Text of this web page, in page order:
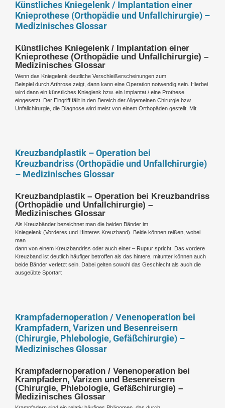
Künstliches Kniegelenk / Implantation einer
Knieprothese (Orthopädie und Unfallchirurgie) –
Medizinisches Glossar
Künstliches Kniegelenk / Implantation einer
Knieprothese (Orthopädie und Unfallchirurgie) –
Medizinisches Glossar
Wenn das Kniegelenk deutliche Verschleißerscheinungen zum
Beispiel durch Arthrose zeigt, dann kann eine Operation notwendig sein. Hierbei
wird dann ein künstliches Knieglenk bzw. ein Implantat / eine Prothese
eingesetzt. Der Eingriff fällt in den Bereich der Allgemeinen Chirurgie bzw.
Unfallchirurgie, die Diagnose wird meist von einem Orthopäden gestellt. Mit
Kreuzbandplastik – Operation bei
Kreuzbandriss (Orthopädie und Unfallchirurgie)
– Medizinisches Glossar
Kreuzbandplastik – Operation bei Kreuzbandriss
(Orthopädie und Unfallchirurgie) –
Medizinisches Glossar
Als Kreuzbänder bezeichnet man die beiden Bänder im
Kniegelenk (Vorderes und Hinteres Kreuzband). Beide können reißen, wobei
man
dann von einem Kreuzbandriss oder auch einer – Ruptur spricht. Das vordere
Kreuzband ist deutlich häufiger betroffen als das hintere, mitunter können auch
beide Bänder verletzt sein. Dabei gelten sowohl das Geschlecht als auch die
ausgeübte Sportart
Krampfadernoperation / Venenoperation bei
Krampfadern, Varizen und Besenreisern
(Chirurgie, Phlebologie, Gefäßchirurgie) –
Medizinisches Glossar
Krampfadernoperation / Venenoperation bei
Krampfadern, Varizen und Besenreisern
(Chirurgie, Phlebologie, Gefäßchirurgie) –
Medizinisches Glossar